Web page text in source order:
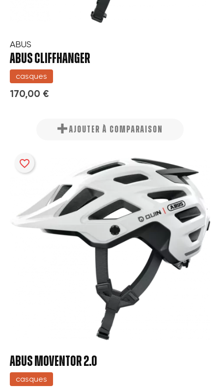
ABUS
ABUS CLIFFHANGER
casques
170,00 €
AJOUTER À COMPARAISON
ABUS MOVENTOR 2.0
casques
favorite_border